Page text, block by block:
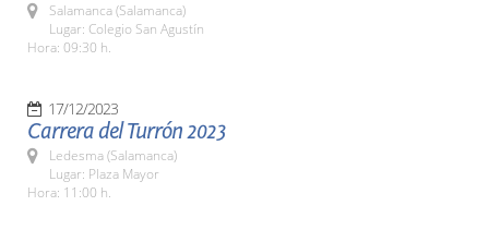
Salamanca (Salamanca)
Lugar: Colegio San Agustín
Hora: 09:30 h.
17/12/2023
Carrera del Turrón 2023
Ledesma (Salamanca)
Lugar: Plaza Mayor
Hora: 11:00 h.